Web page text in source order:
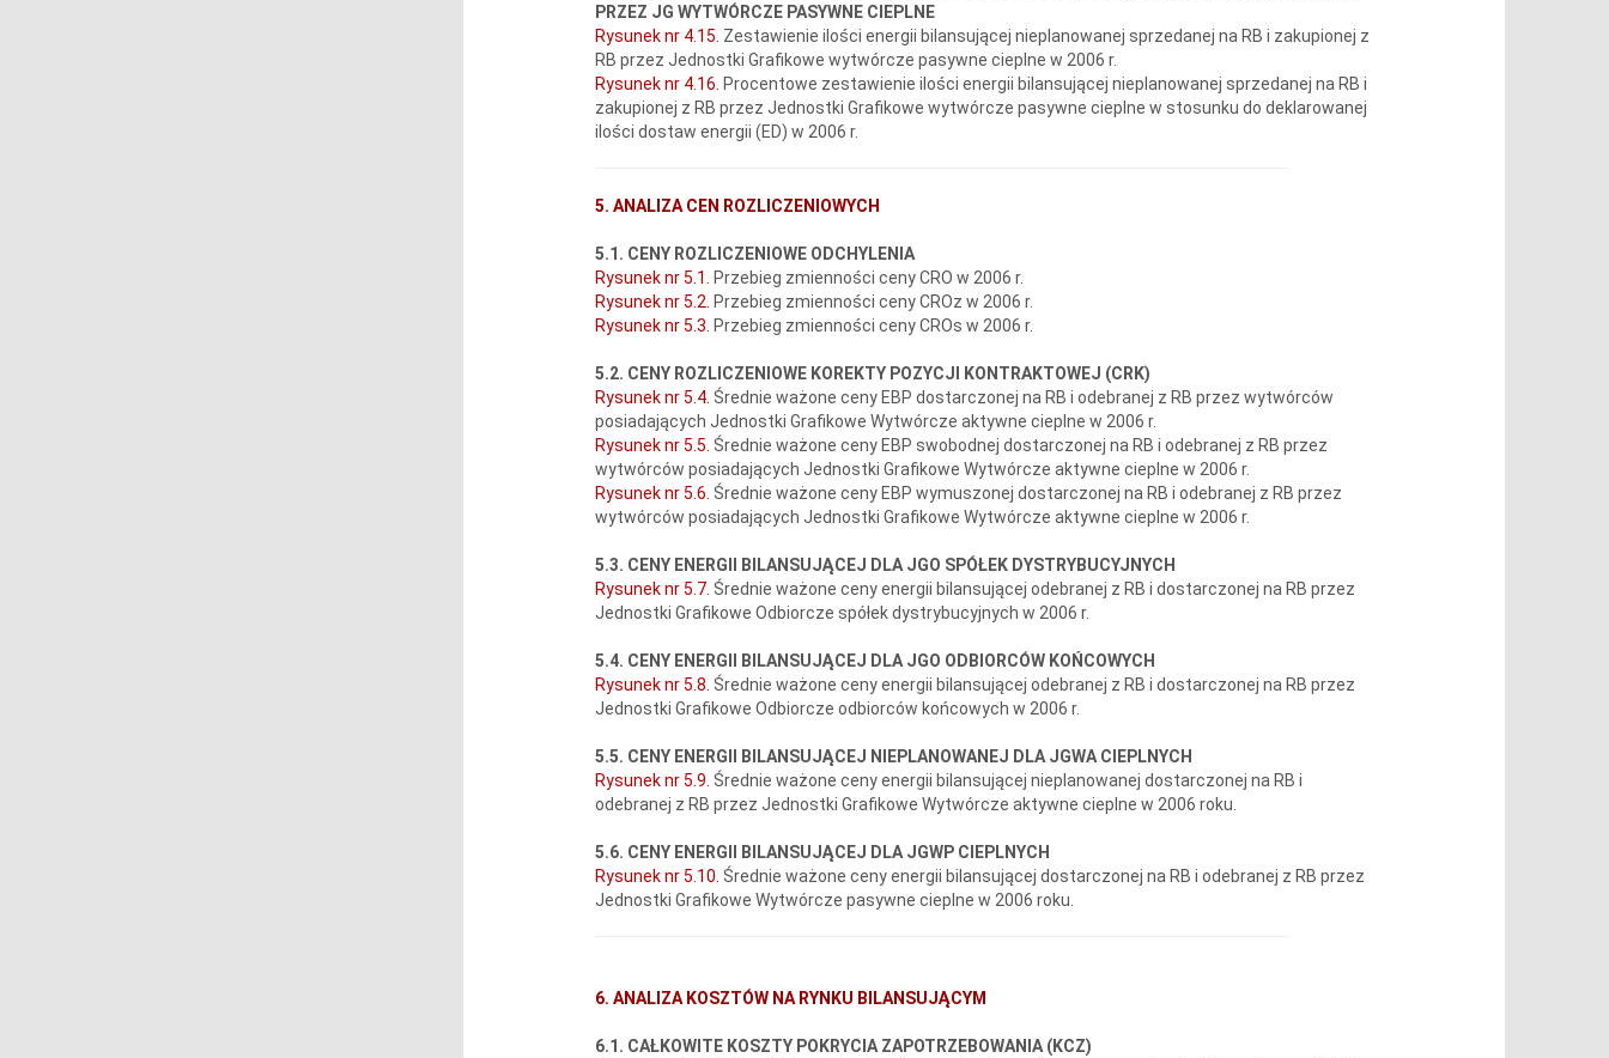
PRZEZ JG WYTWÓRCZE PASYWNE CIEPLNE
Rysunek nr 4.15. Zestawienie ilości energii bilansującej nieplanowanej sprzedanej na RB i zakupionej z
RB przez Jednostki Grafikowe wytwórcze pasywne cieplne w 2006 r.
Rysunek nr 4.16. Procentowe zestawienie ilości energii bilansującej nieplanowanej sprzedanej na RB i
zakupionej z RB przez Jednostki Grafikowe wytwórcze pasywne cieplne w stosunku do deklarowanej
ilości dostaw energii (ED) w 2006 r.
5. ANALIZA CEN ROZLICZENIOWYCH
5.1. CENY ROZLICZENIOWE ODCHYLENIA
Rysunek nr 5.1.
Przebieg zmienności ceny CRO w 2006 r.
Rysunek nr 5.2. Przebieg zmienności ceny CROz w 2006 r.
Rysunek nr 5.3. Przebieg zmienności ceny CROs w 2006 r.
5.2. CENY ROZLICZENIOWE KOREKTY POZYCJI KONTRAKTOWEJ (CRK)
Rysunek nr 5.4. Średnie ważone ceny EBP dostarczonej na RB i odebranej z RB przez wytwórców
posiadających Jednostki Grafikowe Wytwórcze aktywne cieplne w 2006 r.
Rysunek nr 5.5. Średnie ważone ceny EBP swobodnej dostarczonej na RB i odebranej z RB przez
wytwórców posiadających Jednostki Grafikowe Wytwórcze aktywne cieplne w 2006 r.
Rysunek nr 5.6. Średnie ważone ceny EBP wymuszonej dostarczonej na RB i odebranej z RB przez
wytwórców posiadających Jednostki Grafikowe Wytwórcze aktywne cieplne w 2006 r.
5.3. CENY ENERGII BILANSUJĄCEJ DLA JGO SPÓŁEK DYSTRYBUCYJNYCH
Rysunek nr 5.7. Średnie ważone ceny energii bilansującej odebranej z RB i dostarczonej na RB przez
Jednostki Grafikowe Odbiorcze spółek dystrybucyjnych w 2006 r.
5.4. CENY ENERGII BILANSUJĄCEJ DLA JGO ODBIORCÓW KOŃCOWYCH
Rysunek nr 5.8. Średnie ważone ceny energii bilansującej odebranej z RB i dostarczonej na RB przez
Jednostki Grafikowe Odbiorcze odbiorców końcowych w 2006 r.
5.5. CENY ENERGII BILANSUJĄCEJ NIEPLANOWANEJ DLA JGWA CIEPLNYCH
Rysunek nr 5.9. Średnie ważone ceny energii bilansującej nieplanowanej dostarczonej na RB i
odebranej z RB przez Jednostki Grafikowe Wytwórcze aktywne cieplne w 2006 roku.
5.6. CENY ENERGII BILANSUJĄCEJ DLA JGWP CIEPLNYCH
Rysunek nr 5.10. Średnie ważone ceny energii bilansującej dostarczonej na RB i odebranej z RB przez
Jednostki Grafikowe Wytwórcze pasywne cieplne w 2006 roku.
6. ANALIZA KOSZTÓW NA RYNKU BILANSUJĄCYM
6.1. CAŁKOWITE KOSZTY POKRYCIA ZAPOTRZEBOWANIA (KCZ)